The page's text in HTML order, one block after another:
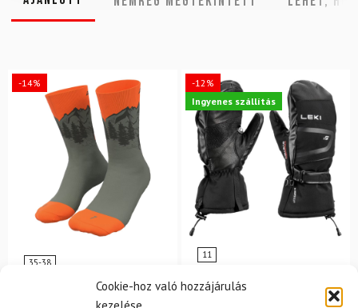
Cookie-hoz való hozzájárulás
-14%
35-38
Zokni DYNAFIT Stay Fast
-12%
Ingyenes szállítás
11
Síkesztyű LEKI Detect XT